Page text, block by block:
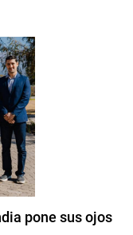
pone sus ojos